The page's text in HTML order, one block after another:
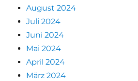
August 2024
Juli 2024
Juni 2024
Mai 2024
April 2024
März 2024